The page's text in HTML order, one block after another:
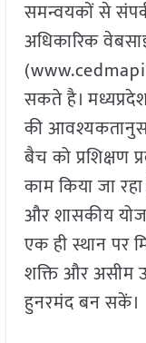
समन्वयकों से
अधिकारिक
सकते है।
की
बैच को प्रशिक्षण
काम किया जा
और शासकीय
एक ही स्थान पर
शक्ति और असीम
हुनरमंद बन सकें।